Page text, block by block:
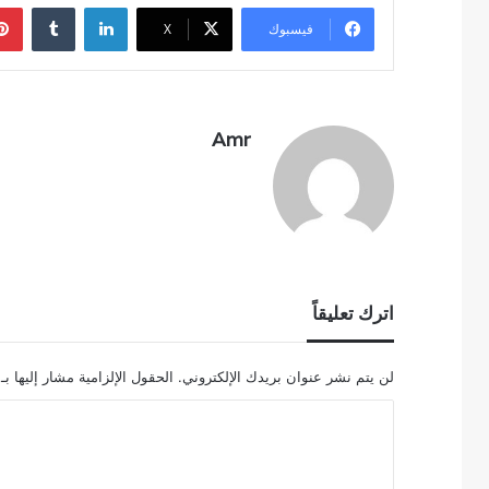
فيسبوك ‫X
لينكدإن
Amr
اترك تعليقاً
لن يتم نشر عنوان بريدك الإلكتروني. الحقول الإلزامية مشار إليها بـ